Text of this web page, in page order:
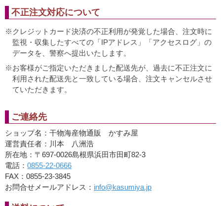
不正注文対応について
クレジットカード決済の不正利用が発覚した場合、注文時に
監視・収集したすべての「IPアドレス」「アクセスログ」の
データを、警察へ提出いたします。
お客様がご指定いただきました配送先が、過去に不正注文に
利用された配送先と一致している場合、注文キャンセルさせ
ていただきます。
ご連絡先
ショップ名：干物海産物通販 かすみ屋
運営責任者：川本 八洲浩
所在地：〒697-0026島根県浜田市田町82-3
電話： 0855-22-0666
FAX：0855-23-3845
お問合せメールアドレス： info@kasumiya.jp